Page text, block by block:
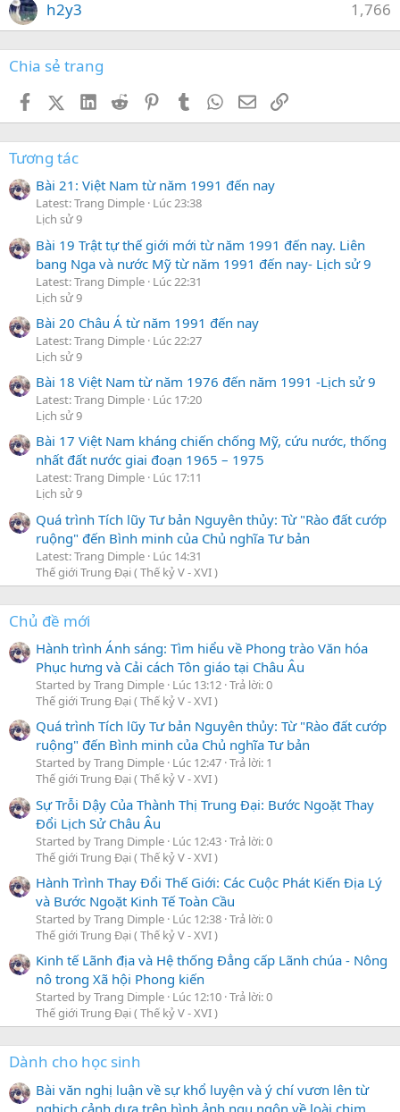
1,766
h2y3
Chia sẻ trang
FacebookX (Twitter)
LinkedIn
Reddit PinterestTumblr WhatsApp
EmailLink
Tương tác
Bài 21: Việt Nam từ năm 1991 đến nay
Latest: Trang Dimple Lúc 23:38
Lịch sử 9
Bài 19 Trật tự thế giới mới từ năm 1991 đến nay. Liên
bang Nga và nước Mỹ từ năm 1991 đến nay- Lịch sử 9
Latest: Trang Dimple Lúc 22:31
Lịch sử 9
Bài 20 Châu Á từ năm 1991 đến nay
Latest: Trang Dimple Lúc 22:27
Lịch sử 9
Bài 18 Việt Nam từ năm 1976 đến năm 1991 -Lịch sử 9
Latest: Trang Dimple Lúc 17:20
Lịch sử 9
Bài 17 Việt Nam kháng chiến chống Mỹ, cứu nước, thống
nhất đất nước giai đoạn 1965 – 1975
Latest: Trang Dimple Lúc 17:11
Lịch sử 9
Quá trình Tích lũy Tư bản Nguyên thủy: Từ "Rào đất cướp
ruộng" đến Bình minh của Chủ nghĩa Tư bản
Latest: Trang Dimple Lúc 14:31
Thế giới Trung Đại ( Thế kỷ V - XVI )
Chủ đề mới
Hành trình Ánh sáng: Tìm hiểu về Phong trào Văn hóa
Phục hưng và Cải cách Tôn giáo tại Châu Âu
Started by Trang Dimple Lúc 13:12 Trả lời: 0
Thế giới Trung Đại ( Thế kỷ V - XVI )
Quá trình Tích lũy Tư bản Nguyên thủy: Từ "Rào đất cướp
ruộng" đến Bình minh của Chủ nghĩa Tư bản
Started by Trang Dimple Lúc 12:47 Trả lời: 1
Thế giới Trung Đại ( Thế kỷ V - XVI )
Sự Trỗi Dậy Của Thành Thị Trung Đại: Bước Ngoặt Thay
Đổi Lịch Sử Châu Âu
Started by Trang Dimple Lúc 12:43 Trả lời: 0
Thế giới Trung Đại ( Thế kỷ V - XVI )
Hành Trình Thay Đổi Thế Giới: Các Cuộc Phát Kiến Địa Lý
và Bước Ngoặt Kinh Tế Toàn Cầu
Started by Trang Dimple Lúc 12:38 Trả lời: 0
Thế giới Trung Đại ( Thế kỷ V - XVI )
Kinh tế Lãnh địa và Hệ thống Đẳng cấp Lãnh chúa - Nông
nô trong Xã hội Phong kiến
Started by Trang Dimple Lúc 12:10 Trả lời: 0
Thế giới Trung Đại ( Thế kỷ V - XVI )
Dành cho học sinh
Bài văn nghị luận về sự khổ luyện và ý chí vươn lên từ
nghịch cảnh dựa trên hình ảnh ngụ ngôn về loài chim